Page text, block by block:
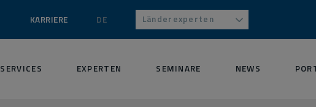
KARRIERE DE Länderexperten
SERVICES EXPERTEN SEMINARE NEWS